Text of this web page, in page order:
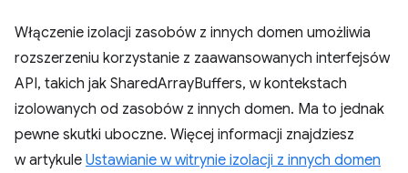
Włączenie izolacji zasobów z innych domen umożliwia
rozszerzeniu korzystanie z zaawansowanych interfejsów
API, takich jak SharedArrayBuffers, w kontekstach
izolowanych od zasobów z innych domen. Ma to jednak
pewne skutki uboczne. Więcej informacji znajdziesz
w artykule Ustawianie w witrynie izolacji z innych domen